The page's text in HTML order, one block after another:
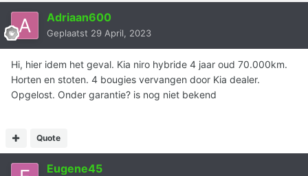
Adriaan600
Geplaatst 29 April, 2023
Hi, hier idem het geval. Kia niro hybride 4 jaar oud 70.000km.
Horten en stoten. 4 bougies vervangen door Kia dealer.
Opgelost. Onder garantie? is nog niet bekend
Quote
Eugene45